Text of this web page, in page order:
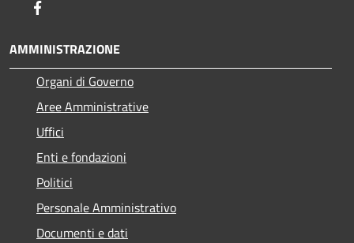
AMMINISTRAZIONE
Organi di Governo
Aree Amministrative
Uffici
Enti e fondazioni
Politici
Personale Amministrativo
Documenti e dati